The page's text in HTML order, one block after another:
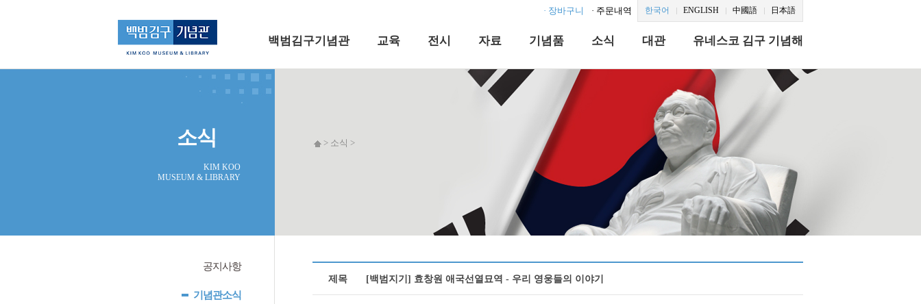
· 장바구니 · 주문내역 한국어 ENGLISH 中國語 日本語
백범김구기념관 교육 전시 자료 기념품 소식 대관 유네스코 김구 기념해
소식
KIM KOO
MUSEUM & LIBRARY
> 소식 >
공지사항
기념관소식
제목 [백범지기] 효창원 애국선열묘역 - 우리 영웅들의 이야기